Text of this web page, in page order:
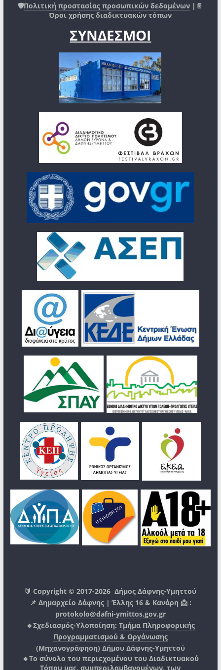
🛡️Πολιτική προστασίας προσωπικών δεδομένων |📄
Όροι χρήσης διαδικτυακών τόπων
ΣΥΝΔΕΣΜΟΙ
🔰 Copyright © 2017-2026Δήμος Δάφνης-Υμηττού
📌 Δημαρχείο Δάφνης | Έλλης 16 & Κανάρη 📩 :
protokolo@dafni-ymittos.gov.gr
🔹Σχεδιασμός-Υλοποίηση: Τμήμα Πληροφορικής
Προγραμματισμού & Οργάνωσης
(Μηχανογράφηση) Δήμου Δάφνης-Υμηττού
🔸Το σύνολο του περιεχομένου του Διαδικτυακού
Τόπου μας, συμπεριλαμβανομένων, των